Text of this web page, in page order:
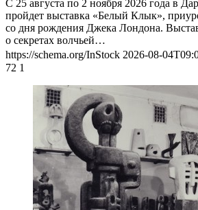
С 25 августа по 2 ноября 2026 года в
пройдет выставка «Белый Клык»,
со дня рождения Джека Лондона.
о секретах волчьей…
https://schema.org/InStock 2026-08-
72 1